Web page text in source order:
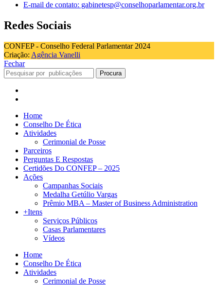
E-mail de contato: gabinetesp@conselhoparlamentar.org.br
Redes Sociais
CONFEP - Conselho Federal Parlamentar 2024
Criação: Agência Vanelli
Fechar
Procura
Home
Conselho De Ética
Atividades
Cerimonial de Posse
Parceiros
Perguntas E Respostas
Certidões Do CONFEP – 2025
Ações
Campanhas Sociais
Medalha Getúlio Vargas
Prêmio MBA – Master of Business Administration
+Itens
Serviços Públicos
Casas Parlamentares
Vídeos
Home
Conselho De Ética
Atividades
Cerimonial de Posse